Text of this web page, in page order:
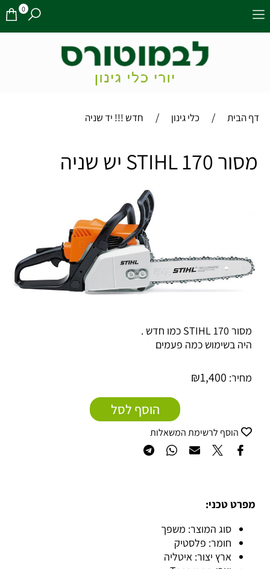
0
דף הבית / כלי גינון / חדש !!! יד שניה
מסור STIHL 170 יש שניה
מסור STIHL 170 כמו חדש .
היה בשימוש כמה פעמים
מחיר: ₪1,400
הוסף לסל
הוסף לרשימת המשאלות
מפרט טכני:
סוג המוצר: משפך
חומר: פלסטיק
ארץ יצור: איטליה